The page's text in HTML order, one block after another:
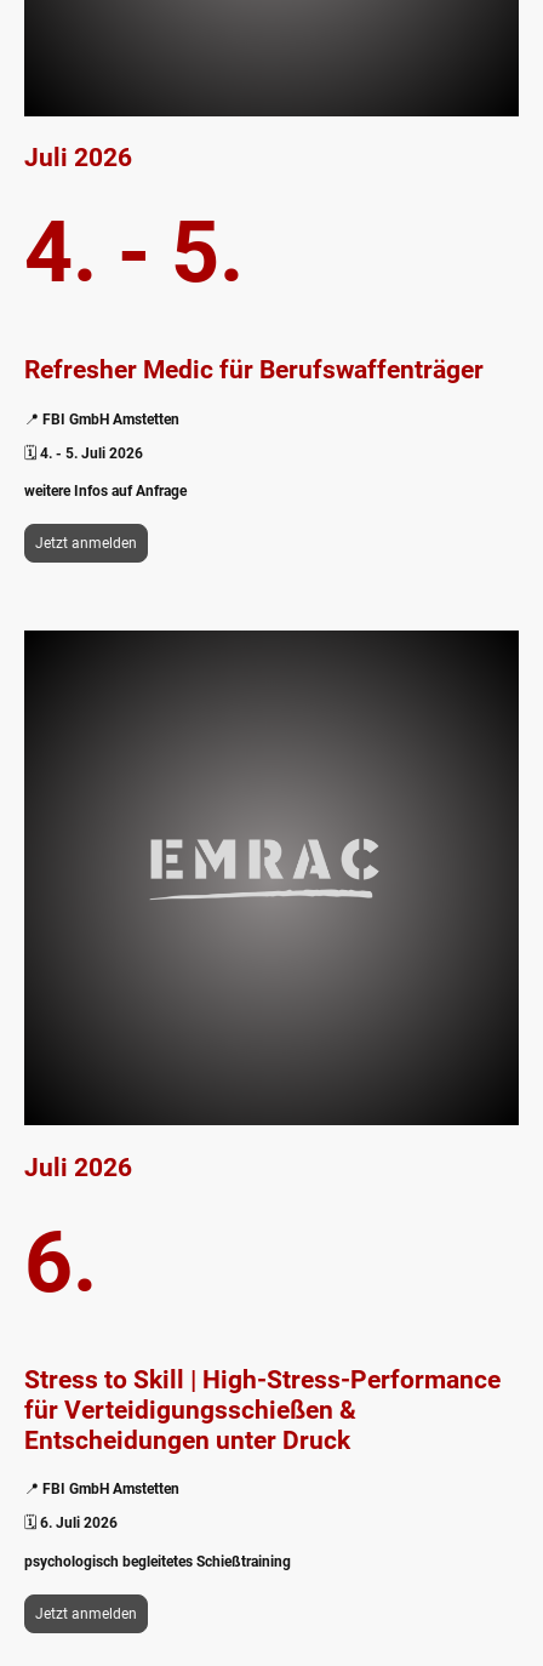
Juli 2026
4. - 5.
Refresher Medic für Berufswaffenträger
📍 FBI GmbH Amstetten
🗓️ 4. - 5. Juli 2026
weitere Infos auf Anfrage
Jetzt anmelden
Juli 2026
6.
Stress to Skill | High-Stress-Performance
für Verteidigungsschießen &
Entscheidungen unter Druck
📍 FBI GmbH Amstetten
🗓️ 6. Juli 2026
psychologisch begleitetes Schießtraining
Jetzt anmelden